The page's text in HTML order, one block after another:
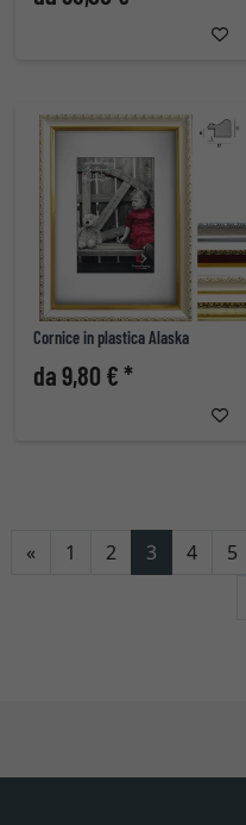
Cornice in plastica Alaska
da 9,80 € *
«Indietro
1 2 3 4 5